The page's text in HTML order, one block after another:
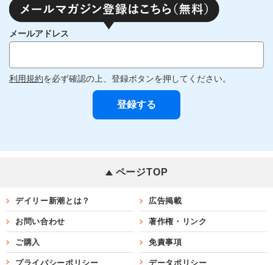
メールアドレス
利用規約を必ず確認の上、登録ボタンを押してください。
ページTOP
デイリー新潮とは？ 広告掲載
お問い合わせ 著作権・リンク
ご購入 免責事項
プライバシーポリシー データポリシー